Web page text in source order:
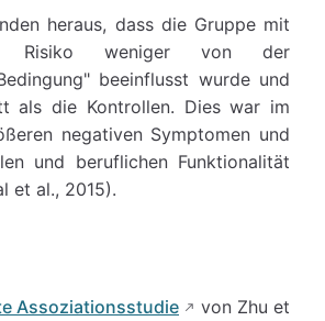
heraus, dass die Gruppe mit
Risiko weniger von der
beeinflusst wurde und
als die Kontrollen. Dies war im
negativen Symptomen und
und beruflichen Funktionalität
et al., 2015).
Assoziationsstudie
von Zhu et